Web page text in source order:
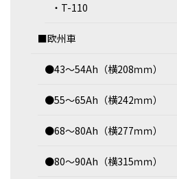
・T-110
■欧州車
●43～54Ah（横208ｍｍ）
●55～65Ah（横242ｍｍ）
●68～80Ah（横277ｍｍ）
●80～90Ah（横315ｍｍ）